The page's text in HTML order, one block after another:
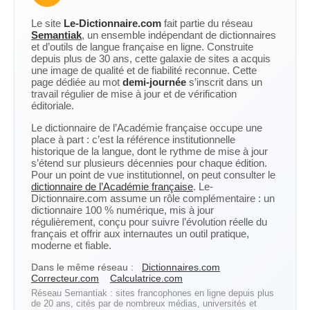
Le site Le-Dictionnaire.com fait partie du réseau
Semantiak, un ensemble indépendant de dictionnaires
et d’outils de langue française en ligne. Construite
depuis plus de 30 ans, cette galaxie de sites a acquis
une image de qualité et de fiabilité reconnue. Cette
page dédiée au mot demi-journée s’inscrit dans un
travail régulier de mise à jour et de vérification
éditoriale.
Le dictionnaire de l’Académie française occupe une
place à part : c’est la référence institutionnelle
historique de la langue, dont le rythme de mise à jour
s’étend sur plusieurs décennies pour chaque édition.
Pour un point de vue institutionnel, on peut consulter le
dictionnaire de l’Académie française. Le-
Dictionnaire.com assume un rôle complémentaire : un
dictionnaire 100 % numérique, mis à jour
régulièrement, conçu pour suivre l’évolution réelle du
français et offrir aux internautes un outil pratique,
moderne et fiable.
Dans le même réseau :
Dictionnaires.com
Correcteur.com
Calculatrice.com
Réseau Semantiak : sites francophones en ligne depuis plus
de 20 ans, cités par de nombreux médias, universités et